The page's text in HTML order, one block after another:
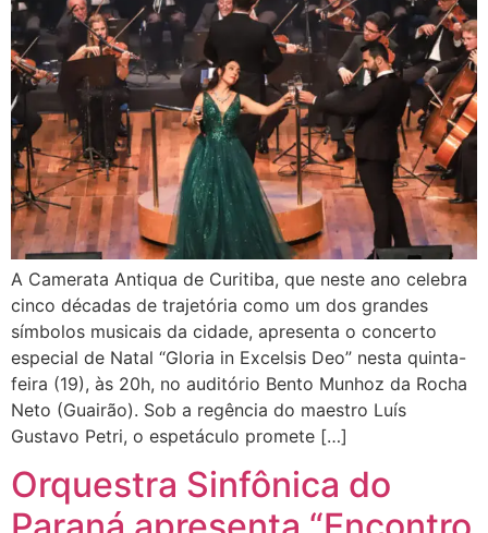
A Camerata Antiqua de Curitiba, que neste ano celebra
cinco décadas de trajetória como um dos grandes
símbolos musicais da cidade, apresenta o concerto
especial de Natal “Gloria in Excelsis Deo” nesta quinta-
feira (19), às 20h, no auditório Bento Munhoz da Rocha
Neto (Guairão). Sob a regência do maestro Luís
Gustavo Petri, o espetáculo promete […]
Orquestra Sinfônica do